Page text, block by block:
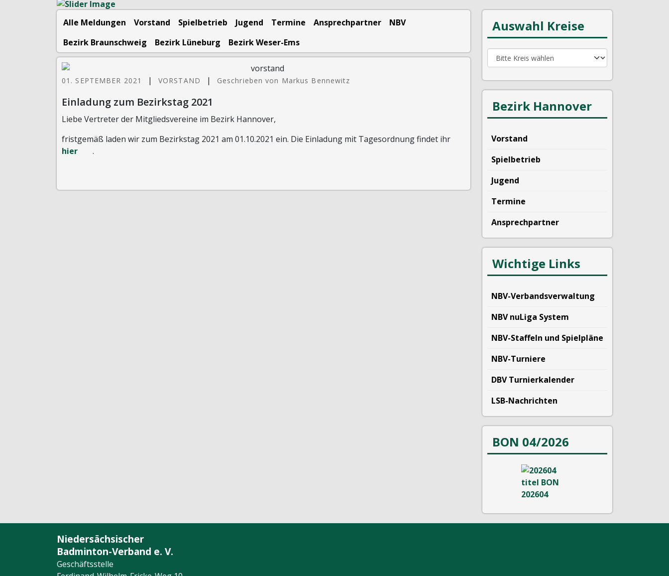
Alle Meldungen Vorstand Spielbetrieb Jugend Termine Ansprechpartner
NBV
Bezirk Braunschweig
Bezirk Lüneburg Bezirk Weser-Ems
01. SEPTEMBER 2021 | VORSTAND | Geschrieben von Markus Bennewitz
Einladung zum Bezirkstag 2021
Liebe Vertreter der Mitgliedsvereine im Bezirk Hannover,
fristgemäß laden wir zum Bezirkstag 2021 am 01.10.2021 ein. Die Einladung mit Tagesordnung findet ihr
hier
.
Auswahl Kreise
Bezirk Hannover
Vorstand
Spielbetrieb
Jugend
Termine
Ansprechpartner
Wichtige Links
NBV-Verbandsverwaltung
NBV nuLiga System
NBV-Staffeln und Spielpläne
NBV-Turniere
DBV Turnierkalender
LSB-Nachrichten
BON 04/2026
Niedersächsischer
Badminton-Verband e. V.
Geschäftsstelle